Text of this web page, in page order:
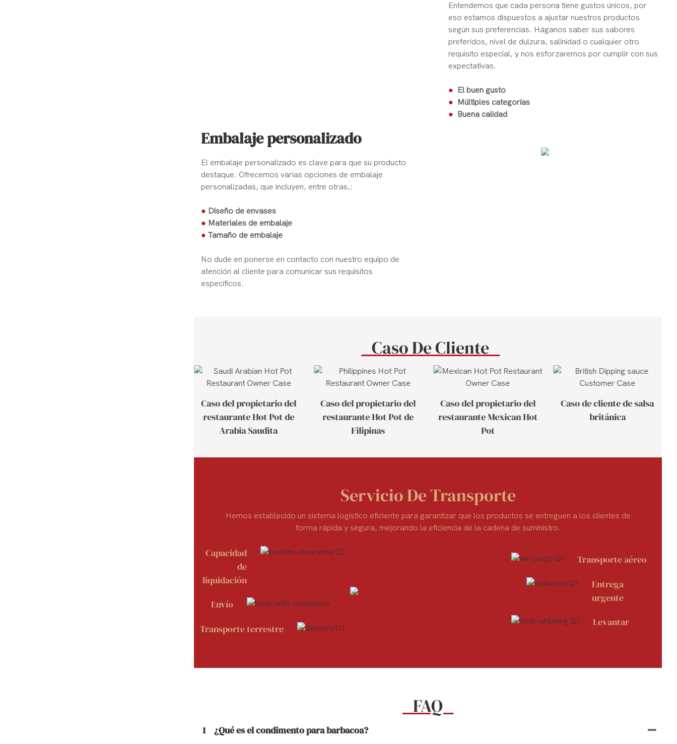
Entendemos que cada persona tiene gustos únicos, por
eso estamos dispuestos a ajustar nuestros productos
según sus preferencias. Háganos saber sus sabores
preferidos, nivel de dulzura, salinidad o cualquier otro
requisito especial, y nos esforzaremos por cumplir con sus
expectativas.
●
El buen gusto
●
Múltiples categorías
●
Buena calidad
Embalaje personalizado
El embalaje personalizado es clave para que su producto
destaque. Ofrecemos varias opciones de embalaje
personalizadas, que incluyen, entre otras,:
● Diseño de envases
● Materiales de embalaje
● Tamaño de embalaje
No dude en ponerse en contacto con nuestro equipo de
atención al cliente para comunicar sus requisitos
específicos.
Caso De Cliente
Caso del propietario del
restaurante Hot Pot de
Arabia Saudita
Caso del propietario del
restaurante Hot Pot de
Filipinas
Caso del propietario del
restaurante Mexican Hot
Pot
Caso de cliente de salsa
británica
Servicio De Transporte
Hemos establecido un sistema logístico eficiente para garantizar que los productos se entreguen a los clientes de
forma rápida y segura, mejorando la eficiencia de la cadena de suministro.
Capacidad
de
liquidación
Envío
Transporte terrestre
Transporte aéreo
Entrega
urgente
Levantar
FAQ
1 ¿Qué es el condimento para barbacoa?